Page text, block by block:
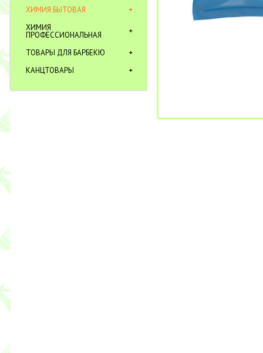
ХИМИЯ БЫТОВАЯ
ХИМИЯ
ПРОФЕССИОНАЛЬНАЯ
ТОВАРЫ ДЛЯ БАРБЕКЮ
КАНЦТОВАРЫ